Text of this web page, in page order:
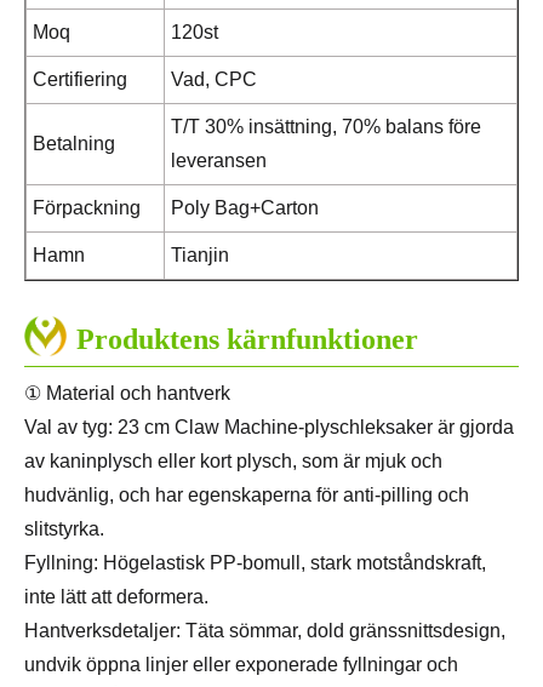
Moq 120st
Certifiering Vad, CPC
Betalning
T/T 30% insättning, 70% balans före
leveransen
Förpackning Poly Bag+Carton
Hamn Tianjin
Produktens kärnfunktioner
① Material och hantverk
Val av tyg: 23 cm Claw Machine-plyschleksaker är gjorda
av kaninplysch eller kort plysch, som är mjuk och
hudvänlig, och har egenskaperna för anti-pilling och
slitstyrka.
Fyllning: Högelastisk PP-bomull, stark motståndskraft,
inte lätt att deformera.
Hantverksdetaljer: Täta sömmar, dold gränssnittsdesign,
undvik öppna linjer eller exponerade fyllningar och